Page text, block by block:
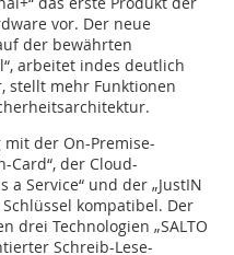
vor. Der neue
der bewährten
arbeitet indes deutlich
stellt mehr Funktionen
mit der On-Premise-
Card“, der Cloud-
a Service“ und der „JustIN
kompatibel. Der
drei Technologien „SALTO
Schreib-Lese-